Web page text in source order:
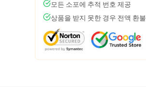
모든 소포에 추적 번호 제공
상품을 받지 못한 경우 전액 환불